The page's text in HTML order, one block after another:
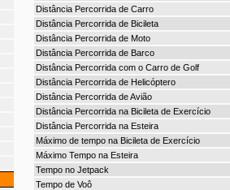
Distância Percorrida de Carro
Distância Percorrida de Bicileta
Distância Percorrida de Moto
Distância Percorrida de Barco
Distância Percorrida com o Carro de Golf
Distância Percorrida de Helicóptero
Distância Percorrida de Avião
Distância Percorrida na Bicileta de Exercício
Distância Percorrida na Esteira
Máximo de tempo na Bicileta de Exercício
Máximo Tempo na Esteira
Tempo no Jetpack
Tempo de Voô